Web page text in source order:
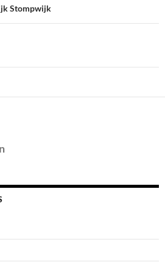
Stompwijk